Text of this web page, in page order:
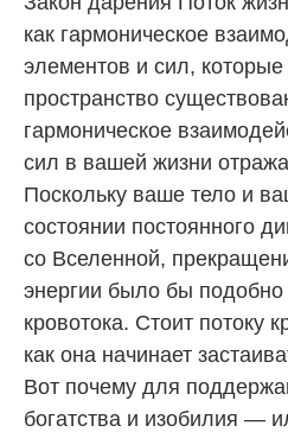
как гармоническое
элементов и сил,
пространство
гармоническое
сил в вашей жизни
Поскольку ваше тело и
состоянии постоянного
со Вселенной,
энергии было бы
кровотока. Стоит потоку
как она начинает
Вот почему для
богатства и изобилия —